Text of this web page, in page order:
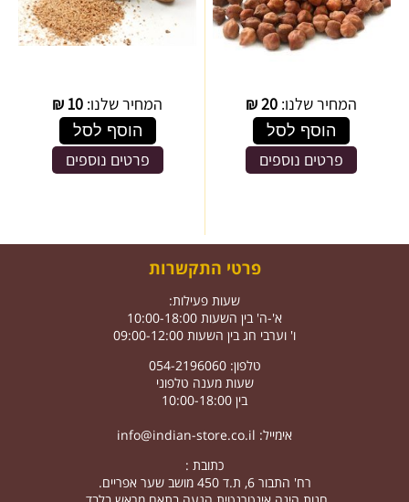
המחיר שלנו: 20
₪
הוסף לסל
פרטים נוספים
המחיר שלנו: 10
₪
הוסף לסל
פרטים נוספים
פרטי התקשרות
שעות פעילות:
א'-ה' בין השעות 10:00-18:00
ו' וערבי חג בין השעות 09:00-12:00
טלפון: 054-2196060
שעות מענה טלפוני
בין 10:00-18:00
אימייל: info@indian-store.co.il
כתובת :
רח' התבור 6, ת.ד 450 מושב שער אפריים.